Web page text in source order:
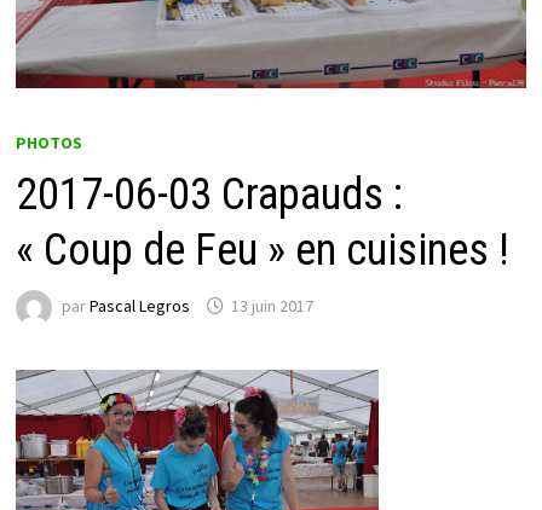
PHOTOS
2017-06-03 Crapauds :
« Coup de Feu » en cuisines !
parPascal Legros 13 juin 2017